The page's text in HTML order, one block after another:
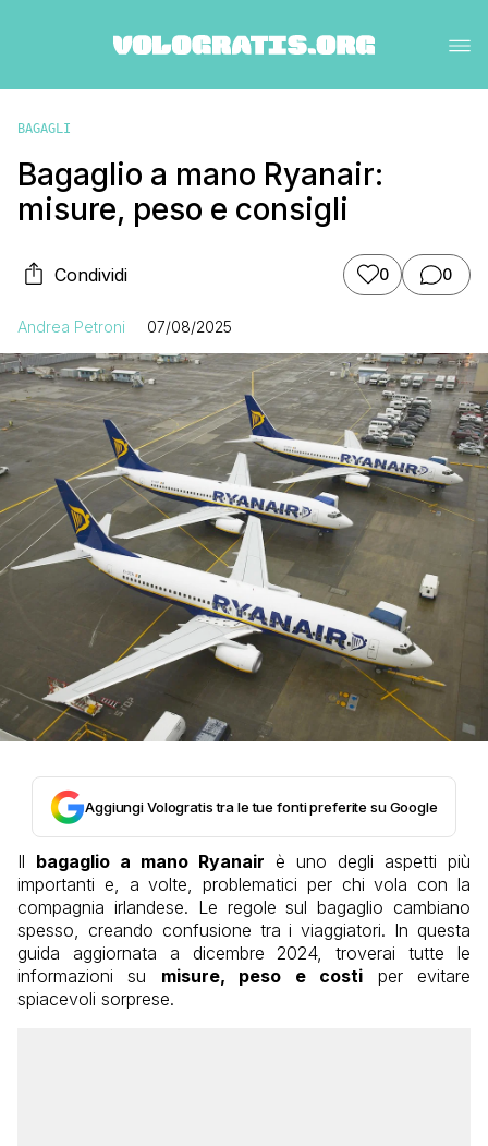
BAGAGLI
Bagaglio a mano Ryanair:
misure, peso e consigli
Condividi 0 0
Andrea Petroni 07/08/2025
Aggiungi Vologratis tra le tue fonti preferite su Google
Il bagaglio a mano Ryanair è uno degli aspetti più
importanti e, a volte, problematici per chi vola con la
compagnia irlandese. Le regole sul bagaglio cambiano
spesso, creando confusione tra i viaggiatori. In questa
guida aggiornata a dicembre 2024, troverai tutte le
informazioni su misure, peso e costi per evitare
spiacevoli sorprese.